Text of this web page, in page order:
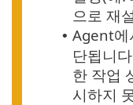
으로 재
• Agent에
단됩니
한 작업
시하지